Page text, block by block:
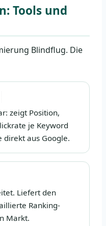
Tools und
Blindflug. Die
zeigt Position,
je Keyword
direkt aus Google.
Liefert den
Ranking-
Markt.